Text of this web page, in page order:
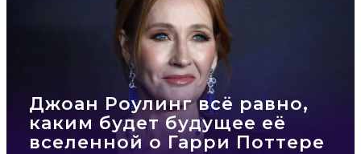
Джоан Роулинг всё равно,
каким будет будущее её
вселенной о Гарри Поттере